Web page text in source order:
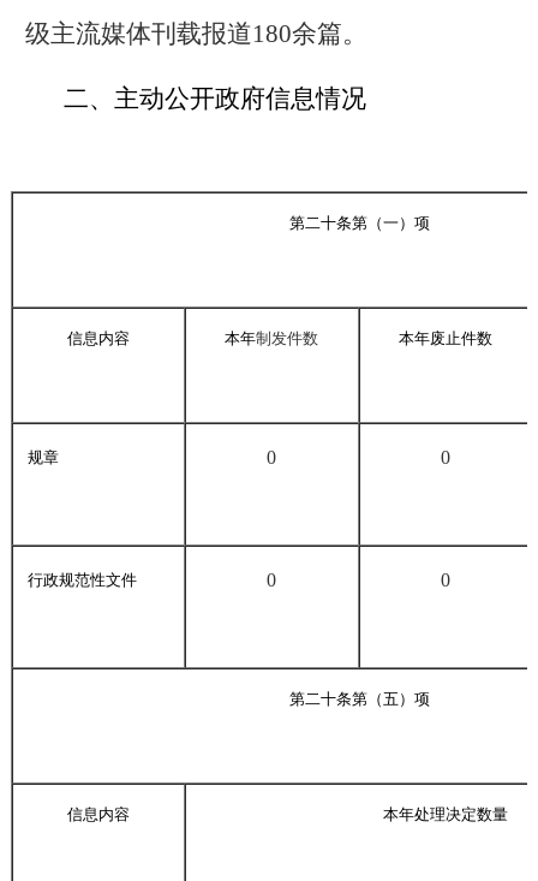
级主流媒体刊载报道180余篇。
二、主动公开政府信息情况
第二十条第（一）项
信息内容 本年制发件数 本年废止件数
规章 0 0
行政规范性文件 0 0
第二十条第（五）项
信息内容 本年处理决定数量